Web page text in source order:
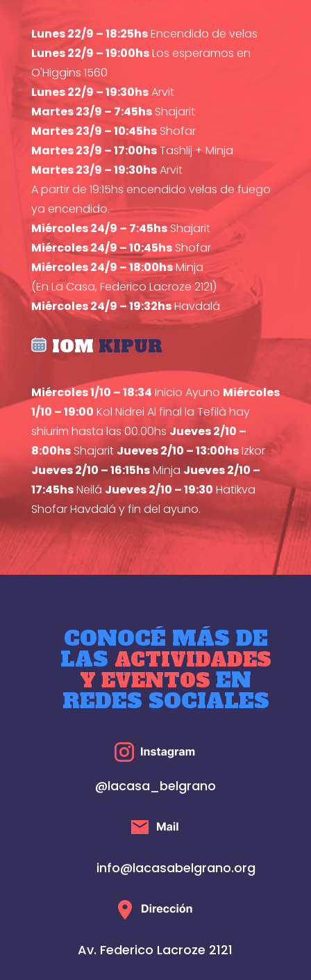
Lunes 22/9 – 18:25hsEncendido de velas
Lunes 22/9 – 19:00hsLos esperamos en
O'Higgins 1560
Lunes 22/9 – 19:30hsArvit
Martes 23/9 – 7:45hsShajarit
Martes 23/9 – 10:45hsShofar
Martes 23/9 – 17:00hsTashlij + Minja
Martes 23/9 – 19:30hsArvit
A partir de 19:15hs encendido velas de fuego
ya encendido.
Miércoles 24/9 – 7:45hsShajarit
Miércoles 24/9 – 10:45hsShofar
Miércoles 24/9 – 18:00hsMinja
(En La Casa, Federico Lacroze 2121)
Miércoles 24/9 – 19:32hsHavdalá
IOM KIPUR
Miércoles 1/10 – 18:34 Inicio Ayuno Miércoles
1/10 – 19:00 Kol Nidrei Al final la Tefilà hay
shiurim hasta las 00.00hsJueves 2/10 –
8:00hsShajarit Jueves 2/10 – 13:00hsIzkor
Jueves 2/10 – 16:15hsMinja Jueves 2/10 –
17:45hsNeilá Jueves 2/10 – 19:30 Hatikva
Shofar Havdalá y fin del ayuno.
CONOCÉ MÁS DE
LAS ACTIVIDADES
Y EVENTOSEN
REDES SOCIALES
@lacasa_belgrano
info@lacasabelgrano.org
Av. Federico Lacroze 2121